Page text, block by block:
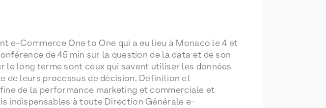
e-Commerce One to One qui a eu lieu à Monaco le 4 et
de 45 min sur la question de la data et de son
long terme sont ceux qui savent utiliser les données
de leurs processus de décision. Définition et
de la performance marketing et commerciale et
indispensables à toute Direction Générale e-